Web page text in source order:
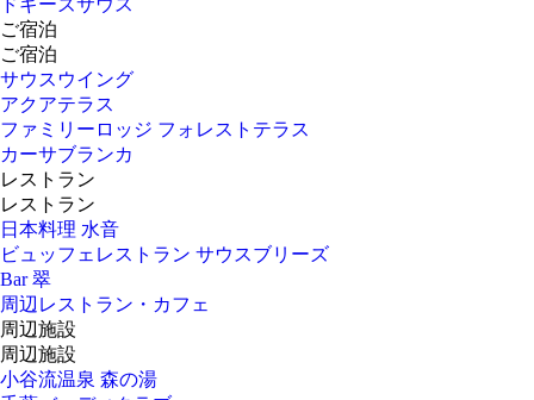
ドギーズサウス
ご宿泊
ご宿泊
サウスウイング
アクアテラス
ファミリーロッジ フォレストテラス
カーサブランカ
レストラン
レストラン
日本料理 水音
ビュッフェレストラン サウスブリーズ
Bar 翠
周辺レストラン・カフェ
周辺施設
周辺施設
小谷流温泉 森の湯